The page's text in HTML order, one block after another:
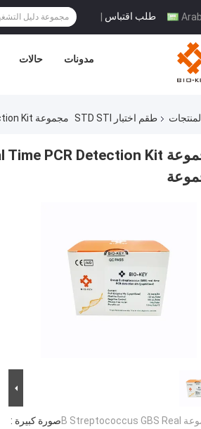
طلب اقتباس |
حالات مدونات
طقم اختبار STD STI مجموعة B Streptococcus GBS Real Time PCR Detection Kit مجففة بالتبريد 24 اختبار / مجموعة
صورة كبيرة :مجموعة B Streptococcus GBS Real